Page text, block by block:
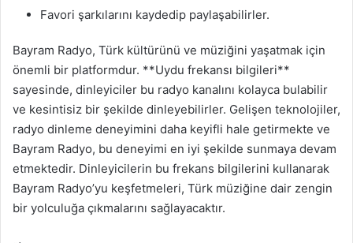
Favori şarkılarını kaydedip paylaşabilirler.
Bayram Radyo, Türk kültürünü ve müziğini yaşatmak için
önemli bir platformdur. **Uydu frekansı bilgileri**
sayesinde, dinleyiciler bu radyo kanalını kolayca bulabilir
ve kesintisiz bir şekilde dinleyebilirler. Gelişen teknolojiler,
radyo dinleme deneyimini daha keyifli hale getirmekte ve
Bayram Radyo, bu deneyimi en iyi şekilde sunmaya devam
etmektedir. Dinleyicilerin bu frekans bilgilerini kullanarak
Bayram Radyo’yu keşfetmeleri, Türk müziğine dair zengin
bir yolculuğa çıkmalarını sağlayacaktır.